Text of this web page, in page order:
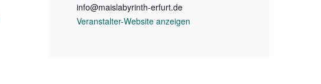
info@maislabyrinth-erfurt.de
Veranstalter-Website anzeigen